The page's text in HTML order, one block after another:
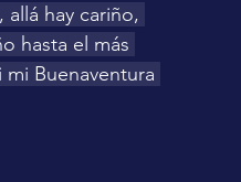
hay cariño,
hasta el más
Buenaventura